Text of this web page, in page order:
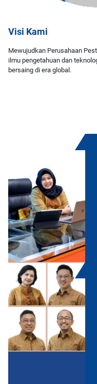
Visi Kami
Mewujudkan Perusahaan
ilmu pengetahuan dan
bersaing di era global.